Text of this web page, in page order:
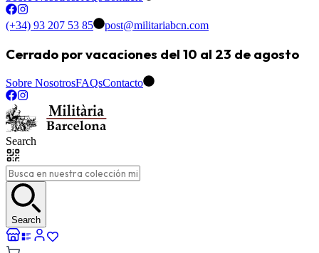
(+34) 93 207 53 85 post@militariabcn.com
Cerrado por vacaciones del 10 al 23 de agosto
Sobre NosotrosFAQsContacto
Search
Search